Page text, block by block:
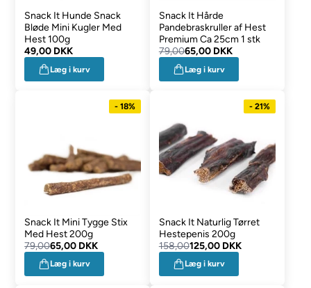
Snack It Hunde Snack
Bløde Mini Kugler Med
Hest 100g
49,00 DKK
Læg i kurv
Snack It Hårde
Pandebraskruller af Hest
Premium Ca 25cm 1 stk
79,0065,00 DKK
Læg i kurv
- 18%
Snack It Mini Tygge Stix
Med Hest 200g
79,0065,00 DKK
Læg i kurv
- 21%
Snack It Naturlig Tørret
Hestepenis 200g
158,00125,00 DKK
Læg i kurv